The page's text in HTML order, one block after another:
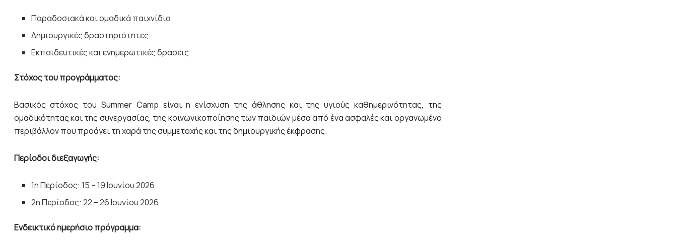
Παραδοσιακά και ομαδικά παιχνίδια
Δημιουργικές δραστηριότητες
Εκπαιδευτικές και ενημερωτικές δράσεις
Στόχος του προγράμματος:
Βασικός στόχος του Summer Camp είναι η ενίσχυση της άθλησης και της υγιούς καθημερινότητας, της
ομαδικότητας και της συνεργασίας, της κοινωνικοποίησης των παιδιών μέσα από ένα ασφαλές και οργανωμένο
περιβάλλον που προάγει τη χαρά της συμμετοχής και της δημιουργικής έκφρασης.
Περίοδοι διεξαγωγής:
1η Περίοδος: 15 – 19 Ιουνίου 2026
2η Περίοδος: 22 – 26 Ιουνίου 2026
Ενδεικτικό ημερήσιο πρόγραμμα: